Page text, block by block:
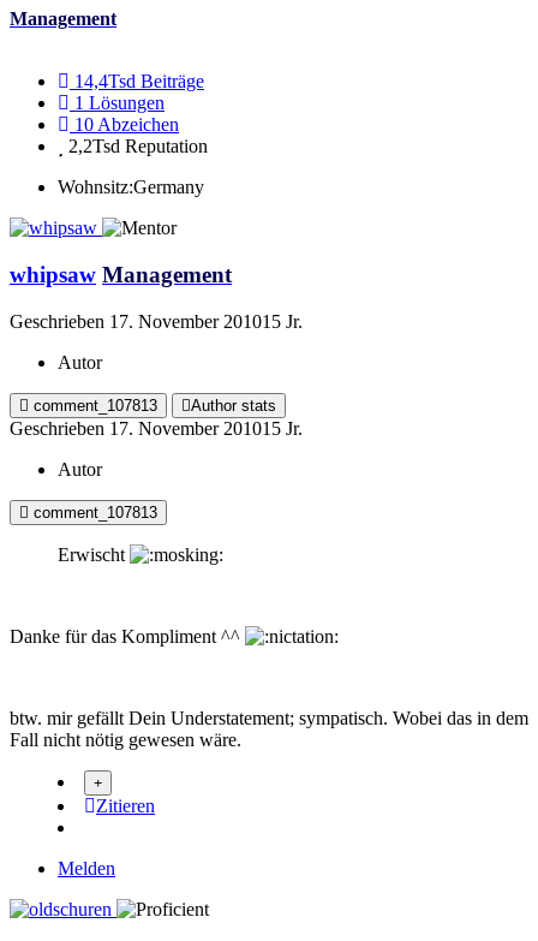
Management
14,4Tsd Beiträge
1 Lösungen
10 Abzeichen
2,2Tsd Reputation
Wohnsitz:Germany
whipsaw Management
Geschrieben 17. November 201015 Jr.
Autor
comment_107813 Author stats
Geschrieben 17. November 201015 Jr.
Autor
comment_107813
Erwischt
Danke für das Kompliment ^^
btw. mir gefällt Dein Understatement; sympatisch. Wobei das in dem
Fall nicht nötig gewesen wäre.
Zitieren
Melden